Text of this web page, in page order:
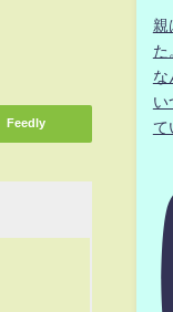
Feedly
親
た
な
い
て